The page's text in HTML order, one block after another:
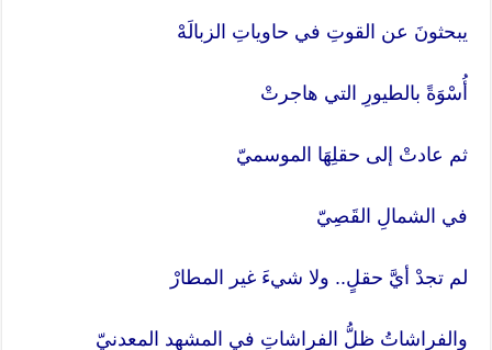
يبحثونَ عن القوتِ في حاوياتِ الزبالَهْ
أُسْوَةً بالطيورِ التي هاجرتْ
ثم عادتْ إلى حقلِهَا الموسميّ
في الشمالِ القَصِيّ
لم تجدْ أيَّ حقلٍ.. ولا شيءَ غير المطارْ
والفراشاتُ ظلُّ الفراشاتِ في المشهد المعدنيّ